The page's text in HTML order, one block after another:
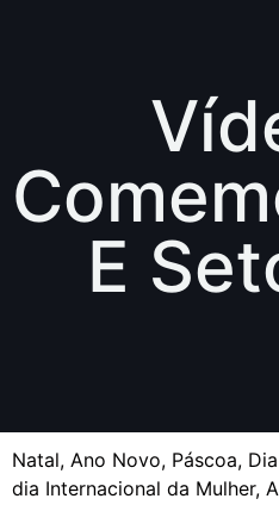
E
Natal, Ano Novo, Páscoa,
dia Internacional da Mulher,